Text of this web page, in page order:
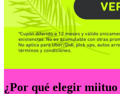
¿Por qué elegir miituo